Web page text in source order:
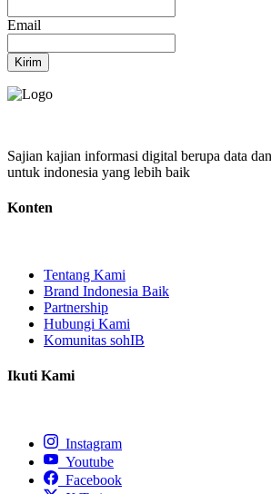
Email
Kirim
Sajian kajian informasi digital berupa data
untuk indonesia yang lebih baik
Konten
Tentang Kami
Brand Indonesia Baik
Partnership
Hubungi Kami
Komunitas sohIB
Ikuti Kami
Instagram
Youtube
Facebook